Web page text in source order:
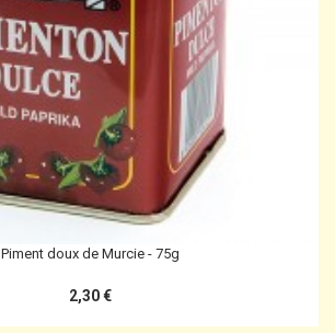
Piment doux de Murcie - 75g
2,30 €